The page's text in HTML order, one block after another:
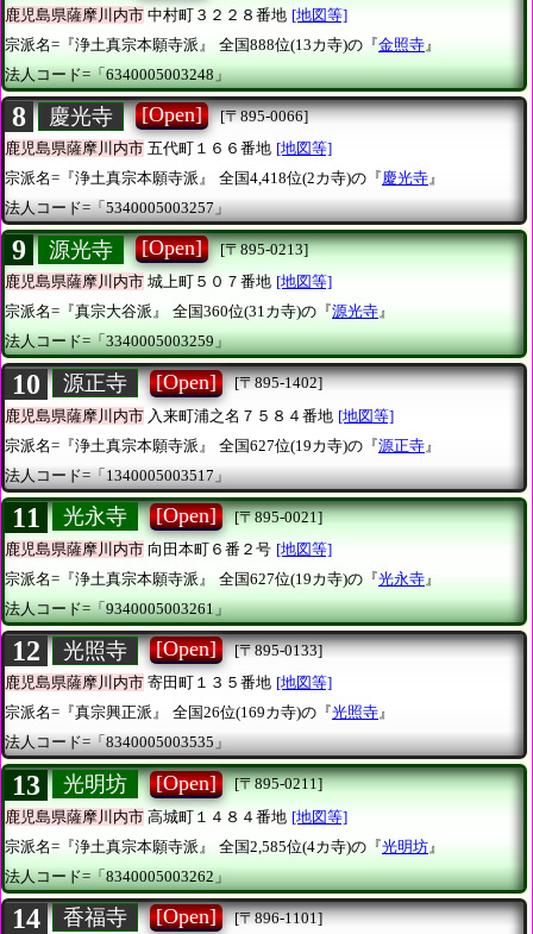
鹿児島県薩摩川内市 中村町３２２８番地 [地図等]
宗派名=『浄土真宗本願寺派』
全国888位(13カ寺)の『金照寺 』
法人コード=「6340005003248」
8 慶光寺 [Open]
[〒895-0066]
鹿児島県薩摩川内市 五代町１６６番地 [地図等]
宗派名=『浄土真宗本願寺派』
全国4,418位(2カ寺)の『慶光寺』
法人コード=「5340005003257」
9 源光寺 [Open]
[〒895-0213]
鹿児島県薩摩川内市 城上町５０７番地 [地図等]
宗派名=『真宗大谷派』
全国360位(31カ寺)の『源光寺』
法人コード=「3340005003259」
10 源正寺 [Open]
[〒895-1402]
鹿児島県薩摩川内市 入来町浦之名７５８４番地 [地図等]
宗派名=『浄土真宗本願寺派』
全国627位(19カ寺)の『源正寺 』
法人コード=「1340005003517」
11 光永寺 [Open]
[〒895-0021]
鹿児島県薩摩川内市 向田本町６番２号 [地図等]
宗派名=『浄土真宗本願寺派』
全国627位(19カ寺)の『光永寺 』
法人コード=「9340005003261」
12 光照寺 [Open]
[〒895-0133]
鹿児島県薩摩川内市 寄田町１３５番地 [地図等]
宗派名=『真宗興正派』
全国26位(169カ寺)の『光照寺』
法人コード=「8340005003535」
13 光明坊 [Open]
[〒895-0211]
鹿児島県薩摩川内市 高城町１４８４番地 [地図等]
宗派名=『浄土真宗本願寺派』
全国2,585位(4カ寺)の『光明坊 』
法人コード=「8340005003262」
14 香福寺 [Open]
[〒896-1101]